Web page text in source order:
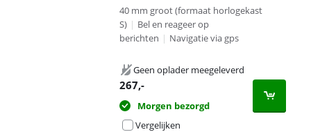
40 mm groot (formaat horlogekast
S) | Bel en reageer op
berichten | Navigatie via gps
Geen oplader meegeleverd
267,-
Morgen bezorgd
Vergelijken